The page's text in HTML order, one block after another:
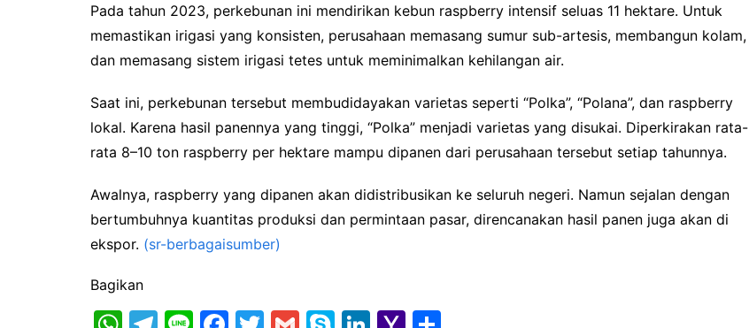
Pada tahun 2023, perkebunan ini mendirikan kebun raspberry intensif seluas 11 hektare. Untuk
memastikan irigasi yang konsisten, perusahaan memasang sumur sub-artesis, membangun kolam,
dan memasang sistem irigasi tetes untuk meminimalkan kehilangan air.
Saat ini, perkebunan tersebut membudidayakan varietas seperti “Polka”, “Polana”, dan raspberry
lokal. Karena hasil panennya yang tinggi, “Polka” menjadi varietas yang disukai. Diperkirakan rata-
rata 8–10 ton raspberry per hektare mampu dipanen dari perusahaan tersebut setiap tahunnya.
Awalnya, raspberry yang dipanen akan didistribusikan ke seluruh negeri. Namun sejalan dengan
bertumbuhnya kuantitas produksi dan permintaan pasar, direncanakan hasil panen juga akan di
ekspor. (sr-berbagaisumber)
Bagikan